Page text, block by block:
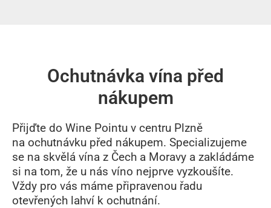
Ochutnávka vína před
nákupem
Přijďte do Wine Pointu v centru Plzně
na ochutnávku před nákupem. Specializujeme
se na skvělá vína z Čech a Moravy a zakládáme
si na tom, že u nás víno nejprve vyzkoušíte.
Vždy pro vás máme připravenou řadu
otevřených lahví k ochutnání.